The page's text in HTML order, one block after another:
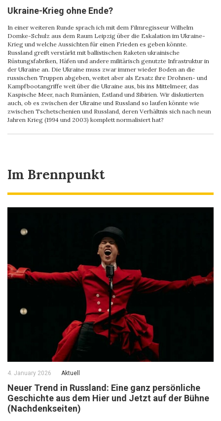
Ukraine-Krieg ohne Ende?
In einer weiteren Runde sprach ich mit dem Filmregisseur Wilhelm
Domke-Schulz aus dem Raum Leipzig über die Eskalation im Ukraine-
Krieg und welche Aussichten für einen Frieden es geben könnte.
Russland greift verstärkt mit ballistischen Raketen ukrainische
Rüstungsfabriken, Häfen und andere militärisch genutzte Infrastruktur in
der Ukraine an. Die Ukraine muss zwar immer wieder Boden an die
russischen Truppen abgeben, weitet aber als Ersatz ihre Drohnen- und
Kampfbootangriffe weit über die Ukraine aus, bis ins Mittelmeer, das
Kaspische Meer, nach Rumänien, Estland und Sibirien. Wir diskutierten
auch, ob es zwischen der Ukraine und Russland so laufen könnte wie
zwischen Tschetschenien und Russland, deren Verhältnis sich nach neun
Jahren Krieg (1994 und 2003) komplett normalisiert hat?
Im Brennpunkt
4. January 2026 Aktuell
Neuer Trend in Russland: Eine ganz persönliche
Geschichte aus dem Hier und Jetzt auf der Bühne
(Nachdenkseiten)